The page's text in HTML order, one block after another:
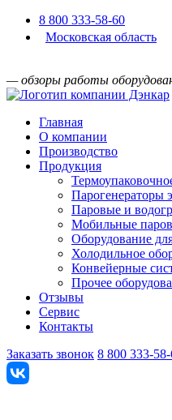
8 800 333-58-60
Московская область
— обзоры работы
Главная
О компании
Производство
Продукция
Парогенераторы
Паровые и
Мобильные
Оборудование
Холодильное
Конвейерные
Прочее
Отзывы
Сервис
Контакты
Заказать звонок 8 800 333-